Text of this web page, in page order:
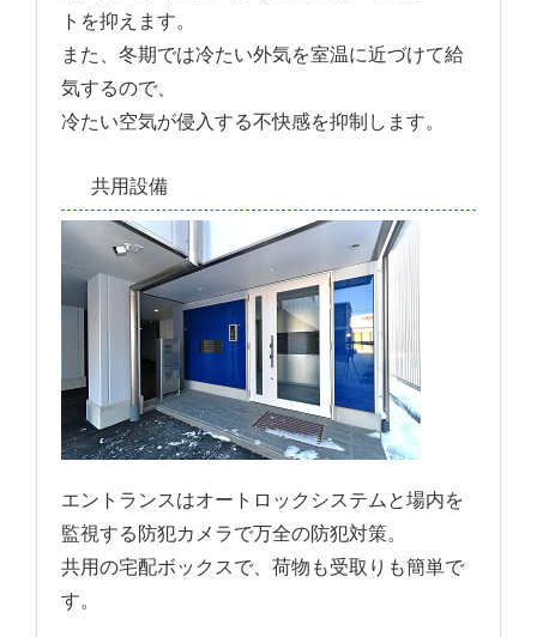
トを抑えます。
また、冬期では冷たい外気を室温に近づけて給
気するので、
冷たい空気が侵入する不快感を抑制します。
共用設備
エントランスはオートロックシステムと場内を
監視する防犯カメラで万全の防犯対策。
共用の宅配ボックスで、荷物も受取りも簡単で
す。